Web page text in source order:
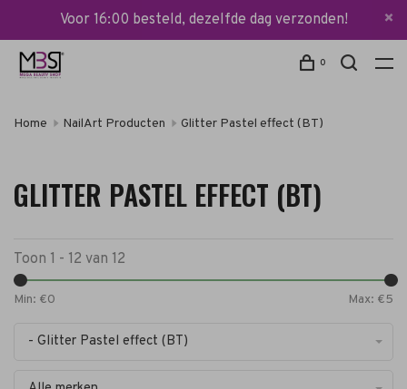
Voor 16:00 besteld, dezelfde dag verzonden!
0
Home NailArt Producten Glitter Pastel effect (BT)
GLITTER PASTEL EFFECT (BT)
Toon 1 - 12 van 12
Min: €0 Max: €5
- Glitter Pastel effect (BT)